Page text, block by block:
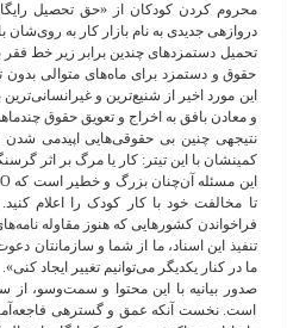
محروم کردن کودکان از «حق تحصیل
دروازه‍ی جدیدی به نام بازار کار به روی‌شان
تحمیل دستمزدهای چندین برابر زیر خط فقر
حقوق و دستمزد برای ماه‌های متوالی بدون
این مورد اخیر از شنیع‌ترین و
و معادن بافق به اخراج و تعویق حقوق
نتیجه‍ی چنین بی حقوقی‌هایی اپیدمی
کمینشان با این تیتر: کار یا مرگ بر اثر
تا مخالفت خود با کار کودک را اعلام
فراخواندن کشورهایی که هنوز مقاوله
تنفیذ این اسناد، ما از شما و سازمانتان
ما در کنار یکدیگر می‌توانیم تغییر ایجاد کنی».
است. نخست آنکه عمق و گستره‍ی